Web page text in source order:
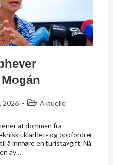
2026 Aktuelle
at dommen fra
uklarhet» og oppfordrer
å innføre en turistavgift. Nå
av…